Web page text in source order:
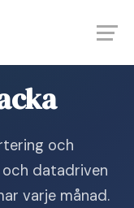
och
datadriven
varje månad.